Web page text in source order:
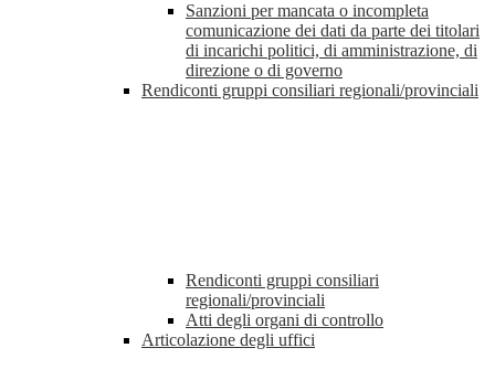
Sanzioni per mancata o incompleta
comunicazione dei dati da parte dei titolari
di incarichi politici, di amministrazione, di
direzione o di governo
Rendiconti gruppi consiliari regionali/provinciali
Rendiconti gruppi consiliari
regionali/provinciali
Atti degli organi di controllo
Articolazione degli uffici